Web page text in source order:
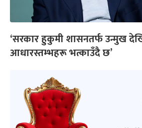
‘सरकार हुकुमी शासनतर्फ उन्मुख
आधारस्तम्भहरू भत्काउँदै छ’